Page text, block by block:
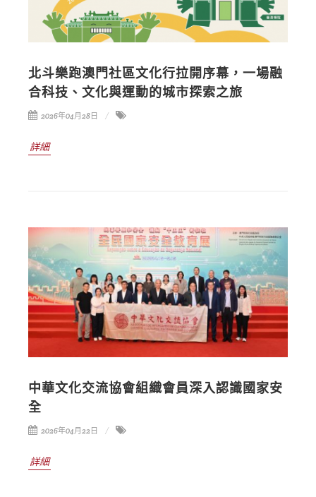
北斗樂跑澳門社區文化行拉開序幕，一場融
合科技、文化與運動的城市探索之旅
2026年04月28日
詳細
中華文化交流協會組織會員深入認識國家安
全
2026年04月22日
詳細